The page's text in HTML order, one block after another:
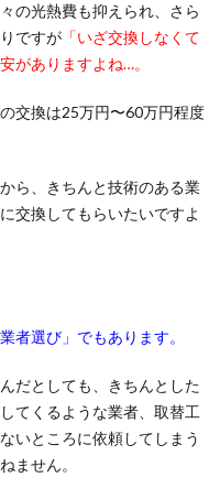
の光熱費も抑えられ、さら
ですが 「いざ交換しなくて
がありますよね…。
交換は25万円〜60万円程度
ら、きちんと技術のある業
交換してもらいたいですよ
者選び」でもあります。
だとしても、きちんとした
てくるような業者、取替工
いところに依頼してしまう
ません。